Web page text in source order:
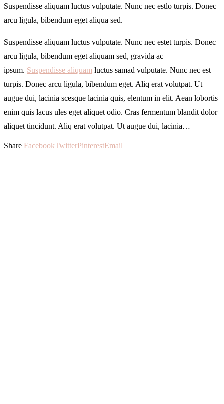
Suspendisse aliquam luctus vulputate. Nunc nec estlo turpis. Donec
arcu ligula, bibendum eget aliqua sed.
Suspendisse aliquam luctus vulputate. Nunc nec estet turpis. Donec
arcu ligula, bibendum eget aliquam sed, gravida ac
ipsum. Suspendisse aliquam luctus samad vulputate. Nunc nec est
turpis. Donec arcu ligula, bibendum eget. Aliq erat volutpat. Ut
augue dui, lacinia scesque lacinia quis, elentum in elit. Aean lobortis
enim quis lacus ules eget aliquet odio. Cras fermentum blandit dolor
aliquet tincidunt. Aliq erat volutpat. Ut augue dui, lacinia…
Share FacebookTwitterPinterestEmail